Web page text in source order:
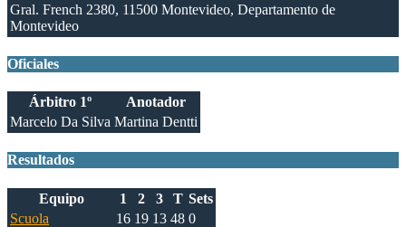
Gral. French 2380, 11500 Montevideo, Departamento de
Montevideo
Oficiales
Árbitro 1º
Anotador
Marcelo Da Silva Martina Dentti
Resultados
Equipo 1 2 3 T Sets
Scuola
16 19 13 48 0